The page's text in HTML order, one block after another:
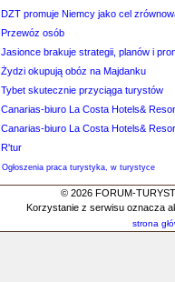
DZT promuje Niemcy jako cel
Przewóz osób
Jasionce brakuje strategii, planów i
Żydzi okupują obóz na Majdanku
Tybet skutecznie przyciąga turystów
Canarias-biuro La Costa Hotels&
Canarias-biuro La Costa Hotels&
R'tur
Ogłoszenia praca turystyka, w turystyce
© 2026 FORUM-
Korzystanie z serwisu oznacza
strona